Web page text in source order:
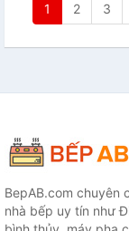
1 2 3
BepAB.com chuyên
nhà bếp uy tín như